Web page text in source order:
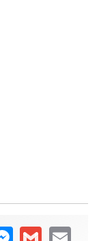
Messenger
Gmail Email